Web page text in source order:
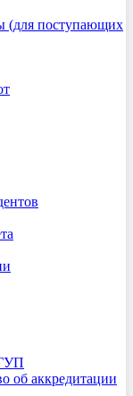
(для поступающих
об аккредитации